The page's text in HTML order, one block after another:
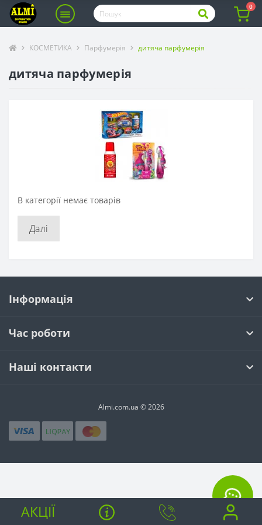
0
КОСМЕТИКА Парфумерія дитяча парфумерія
дитяча парфумерія
В категорії немає товарів
Далі
Інформація
Час роботи
Наші контакти
Almi.com.ua © 2026
АКЦІЇ